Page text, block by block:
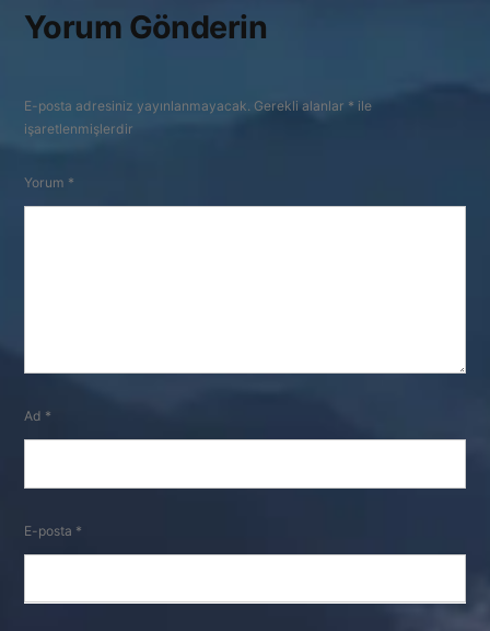
Yorum Gönderin
E-posta adresiniz yayınlanmayacak. Gerekli alanlar * ile
işaretlenmişlerdir
Yorum *
Ad *
E-posta *